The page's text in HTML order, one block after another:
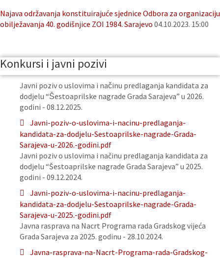
Najava održavanja konstituirajuće sjednice Odbora za organizaciju
obilježavanja 40. godišnjice ZOI 1984. Sarajevo 04.10.2023. 15:00
Konkursi i javni pozivi
Javni poziv o uslovima i načinu predlaganja kandidata za
dodjelu “Šestoaprilske nagrade Grada Sarajeva” u 2026.
godini - 08.12.2025.
Javni-poziv-o-uslovima-i-nacinu-predlaganja-
kandidata-za-dodjelu-Sestoaprilske-nagrade-Grada-
Sarajeva-u-2026.-godini.pdf
Javni poziv o uslovima i načinu predlaganja kandidata za
dodjelu “Šestoaprilske nagrade Grada Sarajeva” u 2025.
godini - 09.12.2024.
Javni-poziv-o-uslovima-i-nacinu-predlaganja-
kandidata-za-dodjelu-Sestoaprilske-nagrade-Grada-
Sarajeva-u-2025.-godini.pdf
Javna rasprava na Nacrt Programa rada Gradskog vijeća
Grada Sarajeva za 2025. godinu - 28.10.2024.
Javna-rasprava-na-Nacrt-Programa-rada-Gradskog-